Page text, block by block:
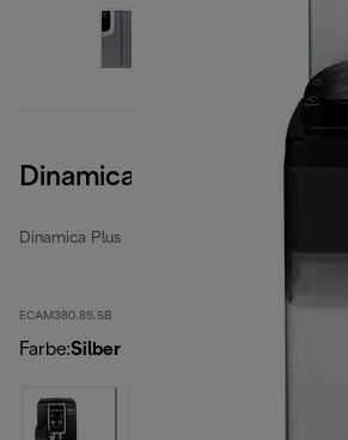
Dinamica Plus Silver Black
Dinamica Plus
ECAM380.85.SB
Farbe:Silber